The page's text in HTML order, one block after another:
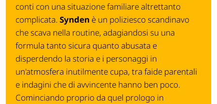
conti con una situazione familiare altrettanto
complicata. Synden è un poliziesco scandinavo
che scava nella routine, adagiandosi su una
formula tanto sicura quanto abusata e
disperdendo la storia e i personaggi in
un'atmosfera inutilmente cupa, tra faide parentali
e indagini che di avvincente hanno ben poco.
Cominciando proprio da quel prologo in